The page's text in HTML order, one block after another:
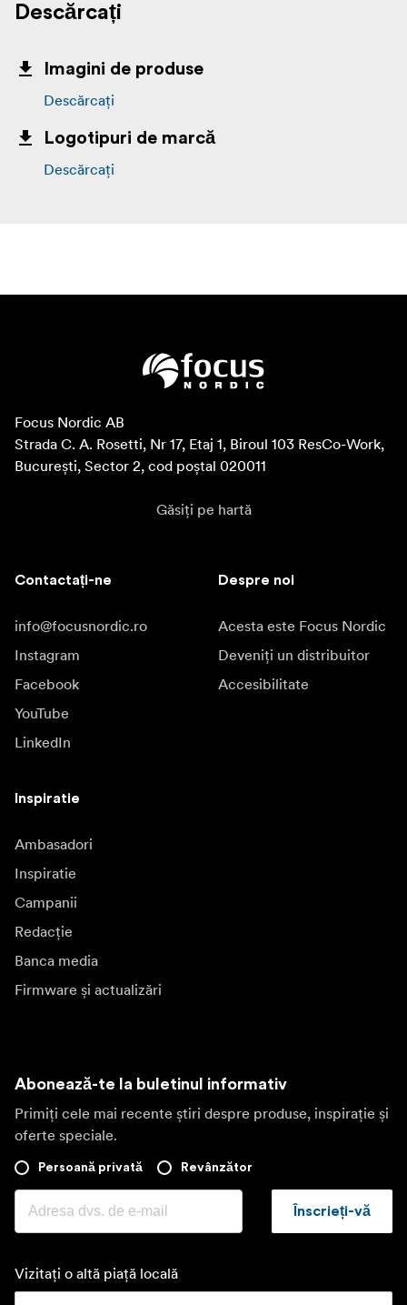
Descărcați
Imagini de produse
Descărcați
Logotipuri de marcă
Descărcați
Focus Nordic AB
Strada C. A. Rosetti, Nr 17, Etaj 1, Biroul 103 ResCo-Work,
București, Sector 2, cod poștal 020011
Găsiți pe hartă
Contactați-ne
info@focusnordic.ro
Instagram
Facebook
YouTube
LinkedIn
Despre noi
Acesta este Focus Nordic
Deveniți un distribuitor
Accesibilitate
Inspiratie
Ambasadori
Inspiratie
Campanii
Redacție
Banca media
Firmware și actualizări
Abonează-te la buletinul informativ
Primiți cele mai recente știri despre produse, inspirație și
oferte speciale.
Persoană privată Revânzător
Înscrieți-vă
Vizitați o altă piață locală